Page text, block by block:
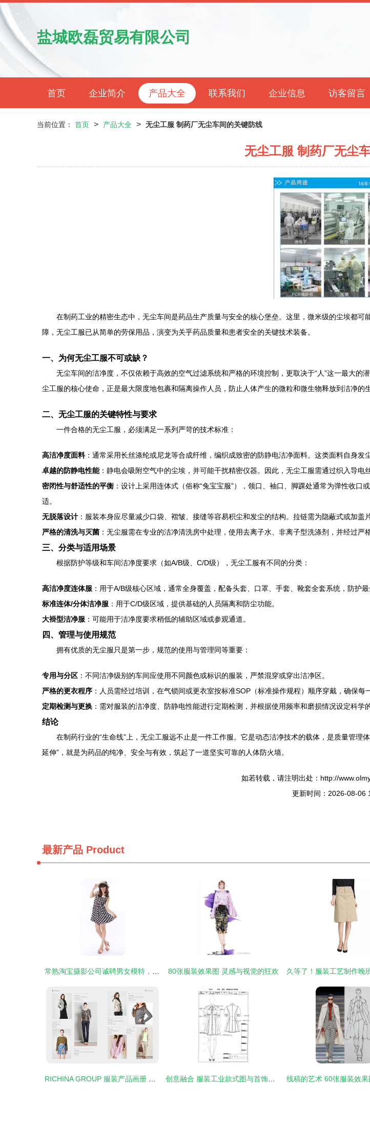
盐城欧磊贸易有限公司
首页 企业简介 产品大全 联系我们 企业信息 访客留言
当前位置： 首页 > 产品大全 > 无尘工服 制药厂无尘车间的关键防线
无尘工服 制药厂无尘
在制药工业的精密生态中，无尘车间是药品生产质量与安全的核心堡垒。这里，微米级的尘埃都
障，无尘工服已从简单的劳保用品，演变为关乎药品质量和患者安全的关键技术装备。
一、为何无尘工服不可或缺？
无尘车间的洁净度，不仅依赖于高效的空气过滤系统和严格的环境控制，更取决于“人”这一最大
尘工服的核心使命，正是最大限度地包裹和隔离操作人员，防止人体产生的微粒和微生物释放到洁净的
二、无尘工服的关键特性与要求
一件合格的无尘工服，必须满足一系列严苛的技术标准：
高洁净度面料：通常采用长丝涤纶或尼龙等合成纤维，编织成致密的防静电洁净面料。这类面料自身发
卓越的防静电性能：静电会吸附空气中的尘埃，并可能干扰精密仪器。因此，无尘工服需通过织入导电
密闭性与舒适性的平衡 ：设计上采用连体式（俗称“兔宝宝服”），领口、袖口、脚踝处通常为弹性收
适。
无脱落设计 ：服装本身应尽量减少口袋、褶皱、接缝等容易积尘和发尘的结构。拉链需为隐蔽式或加盖
严格的清洗与灭菌 ：无尘服需在专业的洁净清洗房中处理，使用去离子水、非离子型洗涤剂，并经过
三、分类与适用场景
根据防护等级和车间洁净度要求（如A/B级、C/D级），无尘工服有不同的分类：
高洁净度连体服 ：用于A/B级核心区域，通常全身覆盖，配备头套、口罩、手套、靴套全套系统，防护最
标准连体/分体洁净服 ：用于C/D级区域，提供基础的人员隔离和防尘功能。
大褂型洁净服 ：可能用于洁净度要求稍低的辅助区域或参观通道。
四、管理与使用规范
拥有优质的无尘服只是第一步，规范的使用与管理同等重要：
专用与分区 ：不同洁净级别的车间应使用不同颜色或标识的服装，严禁混穿或穿出洁净区。
严格的更衣程序 ：人员需经过培训，在气锁间或更衣室按标准SOP（标准操作规程）顺序穿戴，确保每
定期检测与更换 ：需对服装的洁净度、防静电性能进行定期检测，并根据使用频率和磨损情况设定科学
结论
在制药行业的“生命线”上，无尘工服远不止是一件工作服。它是动态洁净技术的载体，是质量管
延伸”，就是为药品的纯净、安全与有效，筑起了一道坚实可靠的人体防火墙。
如若转载，请注明出处：http://
更新时间：2026-08-06
最新产品 Product
80张服装效果图 灵感与视觉的狂欢